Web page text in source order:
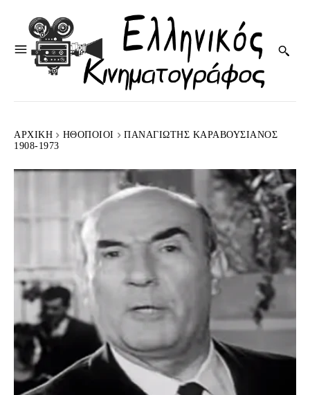
ΑΡΧΙΚΉ HΘΟΠΟΙΟΊ
ΠΑΝΑΓΙΏΤΗΣ ΚΑΡΑΒΟΥΣΙΆΝΟΣ
1908-1973